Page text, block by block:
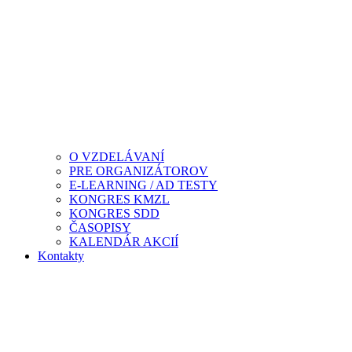
O VZDELÁVANÍ
PRE ORGANIZÁTOROV
E-LEARNING / AD TESTY
KONGRES KMZL
KONGRES SDD
ČASOPISY
KALENDÁR AKCIÍ
Kontakty